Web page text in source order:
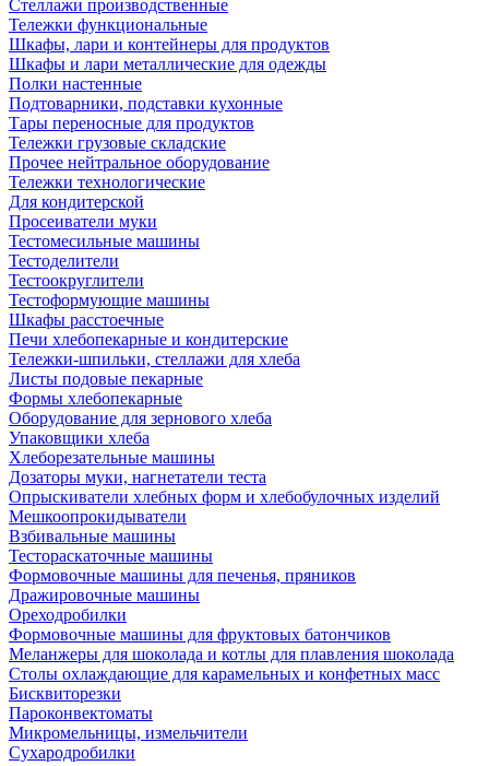
Стеллажи производственные
Тележки функциональные
Шкафы, лари и контейнеры для продуктов
Шкафы и лари металлические для одежды
Полки настенные
Подтоварники, подставки кухонные
Тары переносные для продуктов
Тележки грузовые складские
Прочее нейтральное оборудование
Тележки технологические
Для кондитерской
Просеиватели муки
Тестомесильные машины
Тестоделители
Тестоокруглители
Тестоформующие машины
Шкафы расстоечные
Печи хлебопекарные и кондитерские
Тележки-шпильки, стеллажи для хлеба
Листы подовые пекарные
Формы хлебопекарные
Оборудование для зернового хлеба
Упаковщики хлеба
Хлеборезательные машины
Дозаторы муки, нагнетатели теста
Опрыскиватели хлебных форм и хлебобулочных изделий
Мешкоопрокидыватели
Взбивальные машины
Тестораскаточные машины
Формовочные машины для печенья, пряников
Дражировочные машины
Ореходробилки
Формовочные машины для фруктовых батончиков
Меланжеры для шоколада и котлы для плавления шоколада
Столы охлаждающие для карамельных и конфетных масс
Бисквиторезки
Пароконвектоматы
Микромельницы, измельчители
Сухародробилки